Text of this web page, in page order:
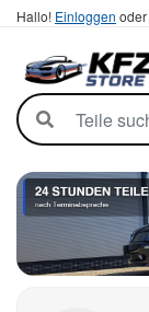
Hallo! Einloggen oder